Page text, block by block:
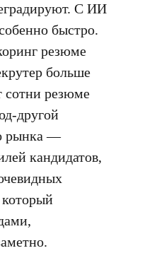
С ИИ
быстро.
резюме
больше
сотни резюме
другой
рынка —
кандидатов,